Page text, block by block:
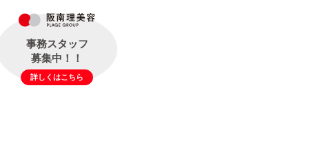
事務スタッフ
募集中！！
詳しくはこちら